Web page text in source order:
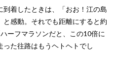
到着したときは、「おお！江の島
感動。それでも距離にすると約
ーフマラソンだと、この10倍に
た往路はもうヘトヘトでし